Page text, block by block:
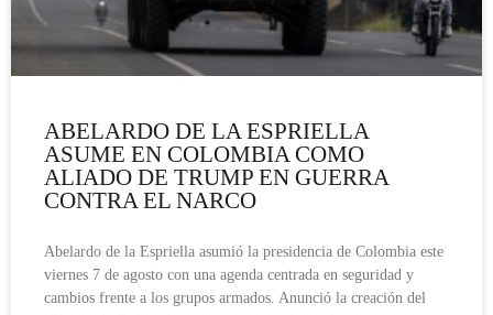
ABELARDO DE LA ESPRIELLA
ASUME EN COLOMBIA COMO
ALIADO DE TRUMP EN GUERRA
CONTRA EL NARCO
Abelardo de la Espriella asumió la presidencia de Colombia este
viernes 7 de agosto con una agenda centrada en seguridad y
cambios frente a los grupos armados. Anunció la creación del